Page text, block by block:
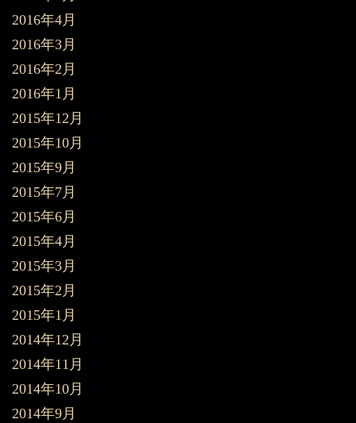
2016年4月
2016年3月
2016年2月
2016年1月
2015年12月
2015年10月
2015年9月
2015年7月
2015年6月
2015年4月
2015年3月
2015年2月
2015年1月
2014年12月
2014年11月
2014年10月
2014年9月